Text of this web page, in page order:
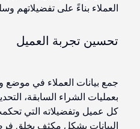
العملاء بناءً على تفضيلاتهم
تحسين تجربة العميل
جمع بيانات العملاء في موضع
بعمليات الشراء السابقة،
كل عميل وتفضيلاته التي
البيانات بشكل مكثف يخلق